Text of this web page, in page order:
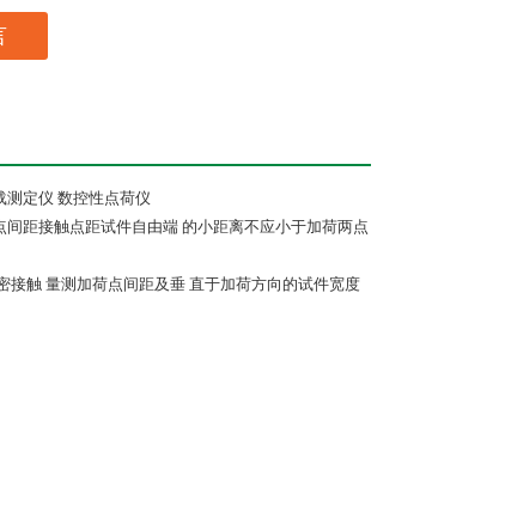
测定仪 数控性点荷仪
距接触点距试件自由端 的小距离不应小于加荷两点
触 量测加荷点间距及垂 直于加荷方向的试件宽度